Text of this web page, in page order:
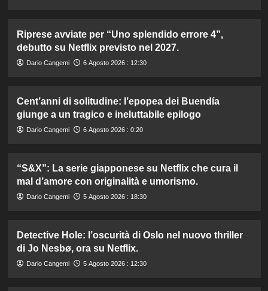
Riprese avviate per “Uno splendido errore 4”,
debutto su Netflix previsto nel 2027.
Dario Cangemi 6 Agosto 2026 : 12:30
Cent’anni di solitudine: l’epopea dei Buendía
giunge a un tragico e ineluttabile epilogo
Dario Cangemi 6 Agosto 2026 : 0:20
“S&X”: La serie giapponese su Netflix che cura il
mal d’amore con originalità e umorismo.
Dario Cangemi 5 Agosto 2026 : 18:30
Detective Hole: l’oscurità di Oslo nel nuovo thriller
di Jo Nesbø, ora su Netflix.
Dario Cangemi 5 Agosto 2026 : 12:30